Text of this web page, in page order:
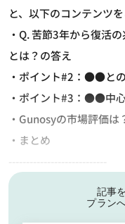
と、以下のコンテンツ
・Q. 苦節3年から復活
とは？の答え
・ポイント#2：●●と
・ポイント#3：●●中
・Gunosyの市場評価は
・まとめ
記事
プラン